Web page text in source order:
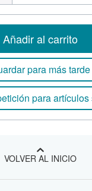
Añadir al carrito
para más tarde
para
VOLVER AL INICIO